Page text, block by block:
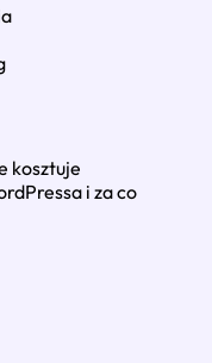
kosztuje
i za co